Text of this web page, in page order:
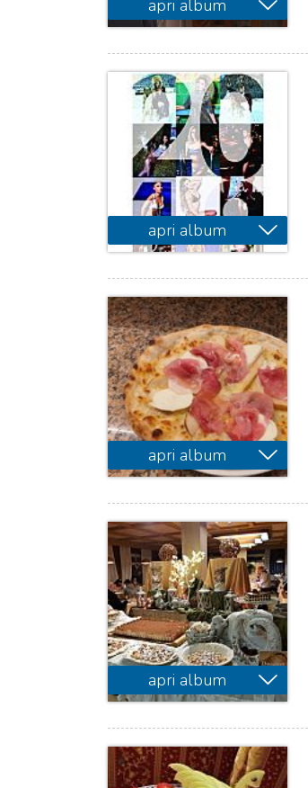
apri album
apri album
apri album
apri album